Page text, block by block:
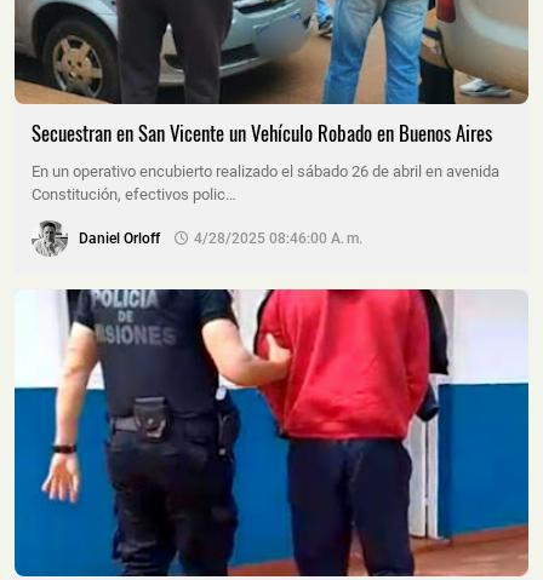
Secuestran en San Vicente un Vehículo Robado en Buenos Aires
En un operativo encubierto realizado el sábado 26 de abril en avenida
Constitución, efectivos polic…
Daniel Orloff 4/28/2025 08:46:00 A. M.